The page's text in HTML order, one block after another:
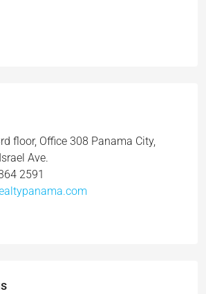
floor, Office 308 Panama City,
Ave.
2591